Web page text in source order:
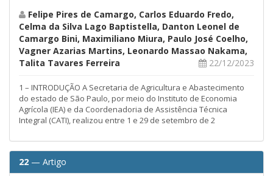
Felipe Pires de Camargo, Carlos Eduardo Fredo,
Celma da Silva Lago Baptistella, Danton Leonel de
Camargo Bini, Maximiliano Miura, Paulo José Coelho,
Vagner Azarias Martins, Leonardo Massao Nakama,
Talita Tavares Ferreira
22/12/2023
1 – INTRODUÇÃO A Secretaria de Agricultura e Abastecimento
do estado de São Paulo, por meio do Instituto de Economia
Agrícola (IEA) e da Coordenadoria de Assistência Técnica
Integral (CATI), realizou entre 1 e 29 de setembro de 2
22 — Artigo